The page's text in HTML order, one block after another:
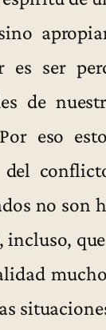
es ser
de
eso
del
no son
incluso,